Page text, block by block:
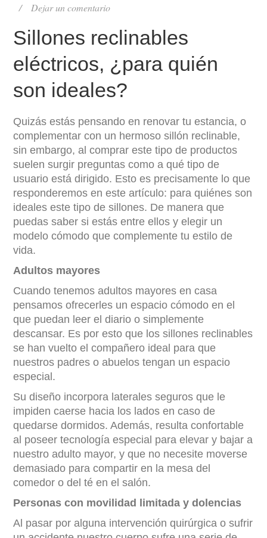
Dejar un comentario
Sillones reclinables
eléctricos, ¿para quién
son ideales?
Quizás estás pensando en renovar tu estancia, o
complementar con un hermoso sillón reclinable,
sin embargo, al comprar este tipo de productos
suelen surgir preguntas como a qué tipo de
usuario está dirigido. Esto es precisamente lo que
responderemos en este artículo: para quiénes son
ideales este tipo de sillones. De manera que
puedas saber si estás entre ellos y elegir un
modelo cómodo que complemente tu estilo de
vida.
Adultos mayores
Cuando tenemos adultos mayores en casa
pensamos ofrecerles un espacio cómodo en el
que puedan leer el diario o simplemente
descansar. Es por esto que los sillones reclinables
se han vuelto el compañero ideal para que
nuestros padres o abuelos tengan un espacio
especial.
Su diseño incorpora laterales seguros que le
impiden caerse hacia los lados en caso de
quedarse dormidos. Además, resulta confortable
al poseer tecnología especial para elevar y bajar a
nuestro adulto mayor, y que no necesite moverse
demasiado para compartir en la mesa del
comedor o del té en el salón.
Personas con movilidad limitada y dolencias
Al pasar por alguna intervención quirúrgica o sufrir